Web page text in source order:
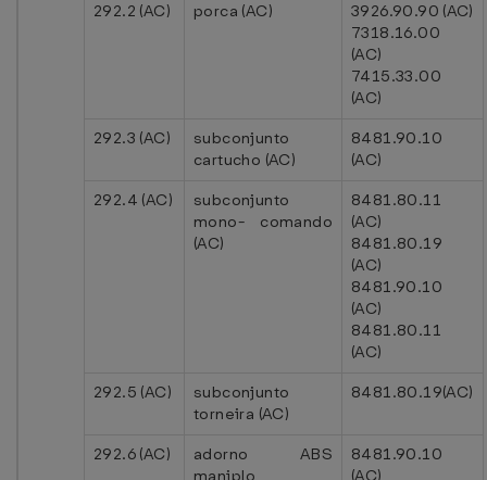
292.2 (AC)
porca (AC)
3926.90.90 (AC)
7318.16.00
(AC)
7415.33.00
(AC)
292.3 (AC)
subconjunto
cartucho (AC)
8481.90.10
(AC)
292.4 (AC)
subconjunto
mono- comando
(AC)
8481.80.11
(AC)
8481.80.19
(AC)
8481.90.10
(AC)
8481.80.11
(AC)
292.5 (AC)
subconjunto
torneira (AC)
8481.80.19(AC)
292.6 (AC)
adorno ABS
8481.90.10